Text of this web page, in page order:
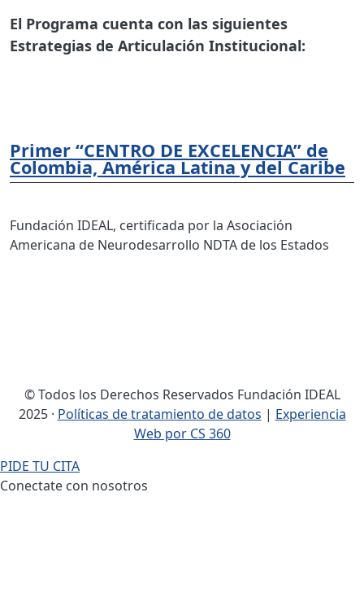
El Programa cuenta con las siguientes
Estrategias de Articulación Institucional:
Primer “CENTRO DE EXCELENCIA” de
Colombia, América Latina y del Caribe
Fundación IDEAL, certificada por la Asociación
Americana de Neurodesarrollo NDTA de los Estados
© Todos los Derechos Reservados Fundación IDEAL
2025 · Políticas de tratamiento de datos | Experiencia
Web por CS 360
PIDE TU CITA
Conectate con nosotros